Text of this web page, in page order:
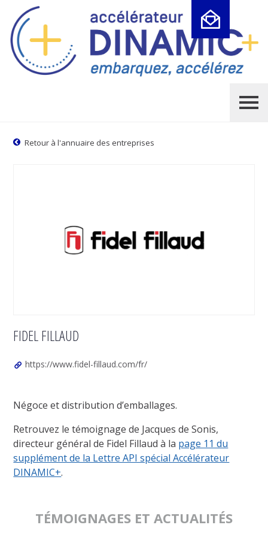
Retour à l'annuaire des entreprises
FIDEL FILLAUD
https://www.fidel-fillaud.com/fr/
Négoce et distribution d’emballages.
Retrouvez le témoignage de Jacques de Sonis,
directeur général de Fidel Fillaud à la page 11 du
supplément de la Lettre API spécial Accélérateur
DINAMIC+.
TÉMOIGNAGES ET ACTUALITÉS
Cookies management panel